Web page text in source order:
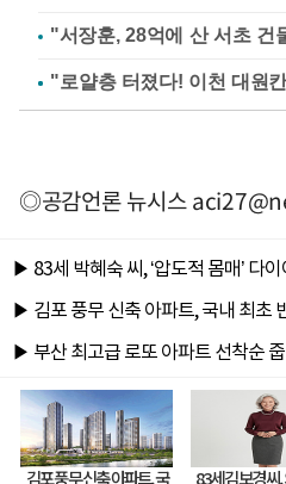
"서장훈, 28억에 산 서초 건
◎공감언론 뉴시스